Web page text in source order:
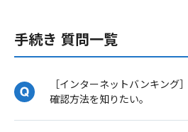
手続き 質問一覧
［インターネットバンキング
確認方法を知りたい。